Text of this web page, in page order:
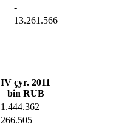
-
13.261.566
IV çyr. 2011
bin RUB
1.444.362
266.505